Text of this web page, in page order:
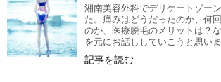
湘南美容外科でデリケートゾー
た。痛みはどうだったのか、何
のか、医療脱毛のメリットは？
を元にお話ししていこうと思いま
記事を読む